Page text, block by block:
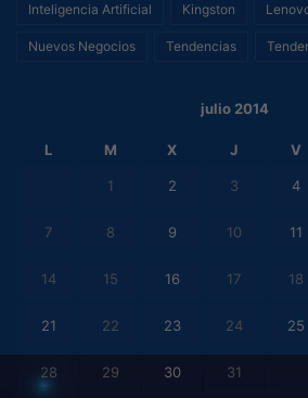
Inteligencia Artificial Kingston
Nuevos Negocios Tendencias
julio 2014
L M X J V
1 2 3 4
7 8 9 10 11
14 15 16 17 18
21 22 23 24 25
28 29 30 31